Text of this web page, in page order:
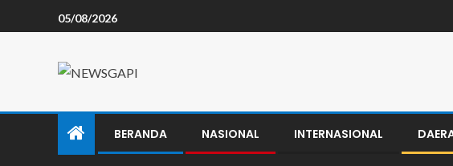
05/08/2026
BERANDA NASIONAL INTERNASIONAL